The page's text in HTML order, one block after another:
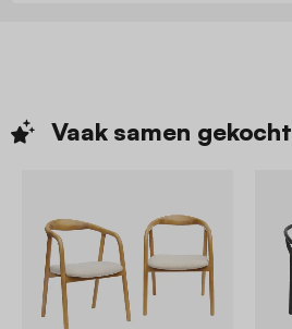
Vaak samen gekocht